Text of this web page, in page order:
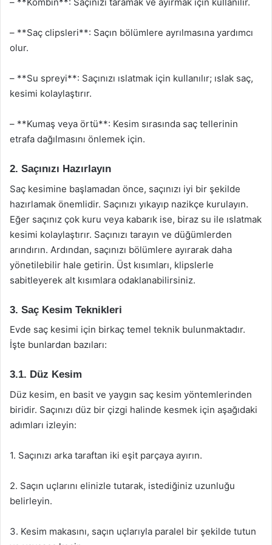
– **Saç clipsleri**: Saçın bölümlere ayrılmasına yardımcı
olur.
– **Su spreyi**: Saçınızı ıslatmak için kullanılır; ıslak saç,
kesimi kolaylaştırır.
– **Kumaş veya örtü**: Kesim sırasında saç tellerinin
etrafa dağılmasını önlemek için.
2. Saçınızı Hazırlayın
Saç kesimine başlamadan önce, saçınızı iyi bir şekilde
hazırlamak önemlidir. Saçınızı yıkayıp nazikçe kurulayın.
Eğer saçınız çok kuru veya kabarık ise, biraz su ile ıslatmak
kesimi kolaylaştırır. Saçınızı tarayın ve düğümlerden
arındırın. Ardından, saçınızı bölümlere ayırarak daha
yönetilebilir hale getirin. Üst kısımları, klipslerle
sabitleyerek alt kısımlara odaklanabilirsiniz.
3. Saç Kesim Teknikleri
Evde saç kesimi için birkaç temel teknik bulunmaktadır.
İşte bunlardan bazıları:
3.1. Düz Kesim
Düz kesim, en basit ve yaygın saç kesim yöntemlerinden
biridir. Saçınızı düz bir çizgi halinde kesmek için aşağıdaki
adımları izleyin:
1. Saçınızı arka taraftan iki eşit parçaya ayırın.
2. Saçın uçlarını elinizle tutarak, istediğiniz uzunluğu
belirleyin.
3. Kesim makasını, saçın uçlarıyla paralel bir şekilde tutun